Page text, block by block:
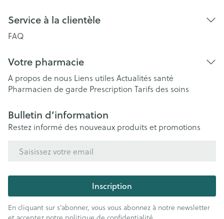
Service à la clientèle
FAQ
Votre pharmacie
A propos de nous Liens utiles Actualités santé
Pharmacien de garde Prescription Tarifs des soins
Bulletin d’information
Restez informé des nouveaux produits et promotions
Inscription
En cliquant sur s'abonner, vous vous abonnez à notre newsletter